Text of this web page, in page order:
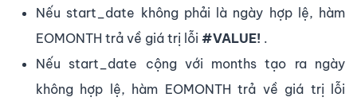
Nếu start_date không phải là ngày hợp lệ, hàm
EOMONTH trả về giá trị lỗi #VALUE! .
Nếu start_date cộng với months tạo ra ngày
không hợp lệ, hàm EOMONTH trả về giá trị lỗi